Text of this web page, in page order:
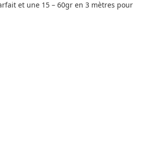
et une 15 – 60gr en 3 mètres pour